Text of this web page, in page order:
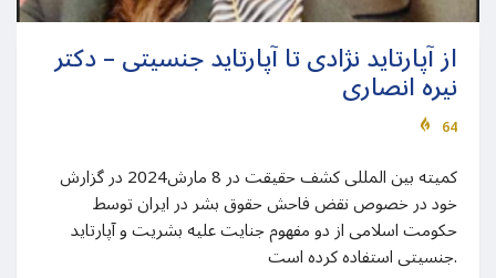
از آپارتاید نژادی تا آپارتاید جنسیتی – دکتر
نیره انصاری
64
خود در خصوص نقض فاحش حقوق بشر در ایران توسط
حکومت اسلامی از دو مفهوم جنایت علیه بشریت و آپارتاید
جنسیتی استفاده کرده است.